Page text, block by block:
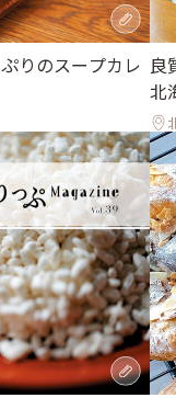
りのスープカレ 良
北